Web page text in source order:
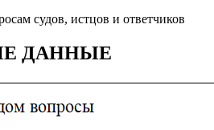
судов, истцов и ответчиков
ДАННЫЕ